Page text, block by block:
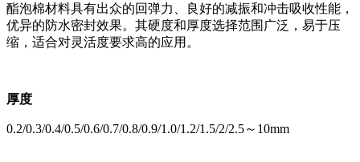
酯泡棉材料具有出众的回弹力、良好的减振和冲击吸收性能，
优异的防水密封效果。其硬度和厚度选择范围广泛，易于压
缩，适合对灵活度要求高的应用。
厚度
0.2/0.3/0.4/0.5/0.6/0.7/0.8/0.9/1.0/1.2/1.5/2/2.5～10mm